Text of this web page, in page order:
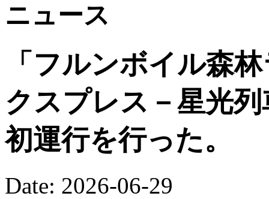
ニュース
「フルンボイル森
クスプレス－星光
初運行を行った。
Date: 2026-06-29